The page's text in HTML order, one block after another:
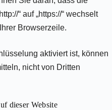
“ auf „https://“ wechselt
Browserzeile.
aktiviert ist, können
nicht von Dritten
dieser Website